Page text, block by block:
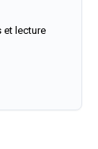
et lecture